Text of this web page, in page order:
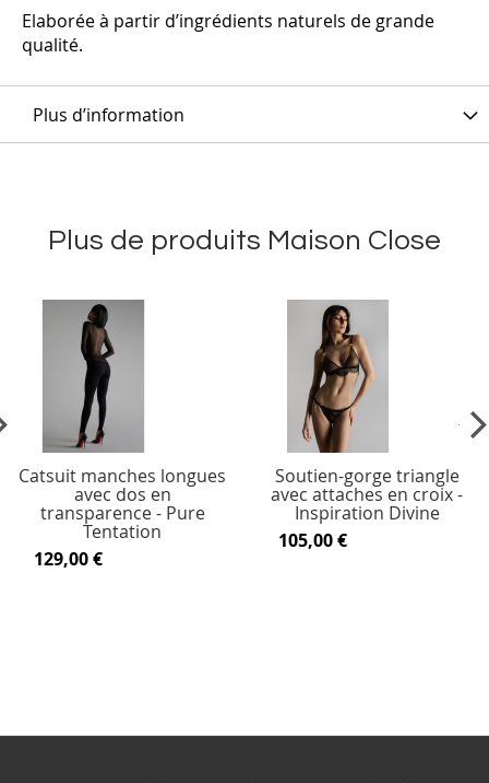
Elaborée à partir d’ingrédients naturels de grande
qualité.
Plus d’information
Plus de produits Maison Close
Catsuit manches longues
avec dos en
transparence - Pure
Tentation
129,00 €
Soutien-gorge triangle
avec attaches en croix -
Inspiration Divine
105,00 €